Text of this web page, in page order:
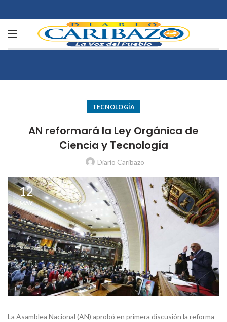
TECNOLOGÍA
AN reformará la Ley Orgánica de
Ciencia y Tecnología
Diario Caribazo
12
MAY
La Asamblea Nacional (AN) aprobó en primera discusión la reforma